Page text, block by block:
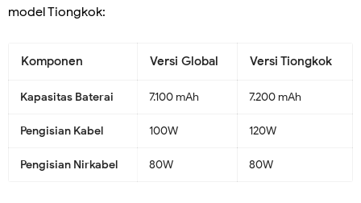
model Tiongkok:
Komponen Versi Global Versi Tiongkok
Kapasitas Baterai 7.100 mAh 7.200 mAh
Pengisian Kabel 100W 120W
Pengisian Nirkabel 80W 80W